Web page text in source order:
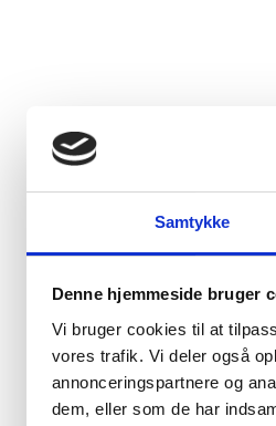
Samtykke
Denne hjemmeside bruger
Vi bruger cookies til at
vores trafik. Vi deler også
annonceringspartnere og
dem, eller som de har